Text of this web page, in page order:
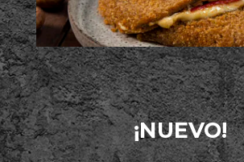
¡NUEVO!